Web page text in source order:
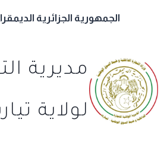
الجمهورية الجزائرية
مديرية
لولاية